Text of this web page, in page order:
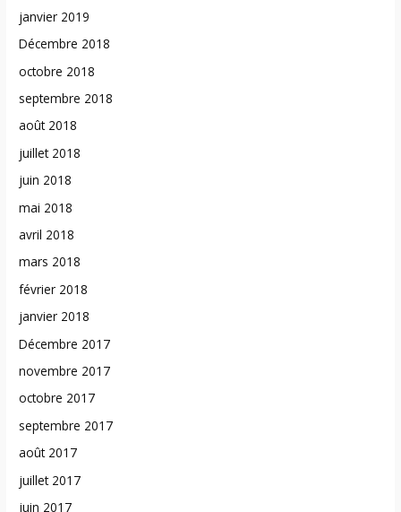
janvier 2019
Décembre 2018
octobre 2018
septembre 2018
août 2018
juillet 2018
juin 2018
mai 2018
avril 2018
mars 2018
février 2018
janvier 2018
Décembre 2017
novembre 2017
octobre 2017
septembre 2017
août 2017
juillet 2017
juin 2017